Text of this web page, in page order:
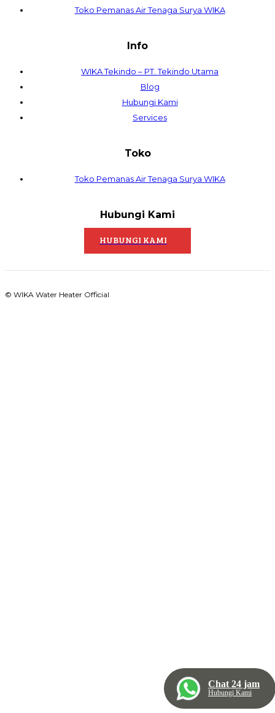
Toko Pemanas Air Tenaga Surya WIKA
Info
WIKA Tekindo – PT. Tekindo Utama
Blog
Hubungi Kami
Services
Toko
Toko Pemanas Air Tenaga Surya WIKA
Hubungi Kami
HUBUNGI KAMI
© WIKA Water Heater Official
Chat 24 jam
Hubungi Kami